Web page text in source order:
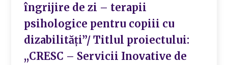
îngrijire de zi – terapii
psihologice pentru copiii cu
dizabilități”/ Titlul proiectului:
,,CRESC – Servicii Inovative de